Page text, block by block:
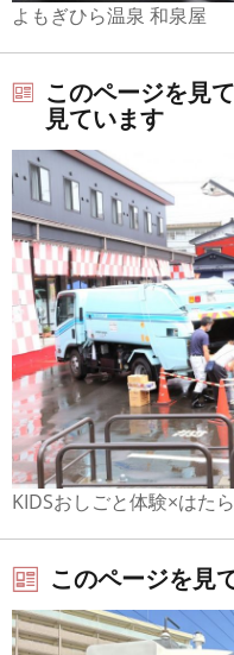
よもぎひら温泉 和泉屋
このページを見
見ています
KIDSおしごと体験×はた
このページを見